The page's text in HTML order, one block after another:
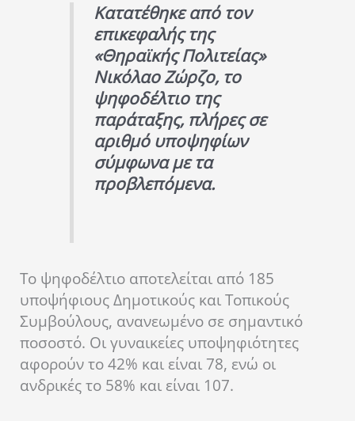
Κατατέθηκε από τον
επικεφαλής της
«Θηραϊκής Πολιτείας»
Νικόλαο Ζώρζο, το
ψηφοδέλτιο της
παράταξης, πλήρες σε
αριθμό υποψηφίων
σύμφωνα με τα
προβλεπόμενα.
Το ψηφοδέλτιο αποτελείται από 185
υποψήφιους Δημοτικούς και Τοπικούς
Συμβούλους, ανανεωμένο σε σημαντικό
ποσοστό. Οι γυναικείες υποψηφιότητες
αφορούν το 42% και είναι 78, ενώ οι
ανδρικές το 58% και είναι 107.